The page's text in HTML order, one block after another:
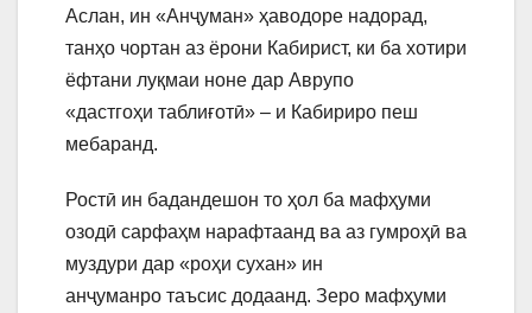
Аслан, ин «Анҷуман» ҳаводоре надорад,
танҳо чортан аз ёрони Кабирист, ки ба хотири
ёфтани луқмаи ноне дар Аврупо
«дастгоҳи таблиғотӣ» – и Кабириро пеш
мебаранд.
Ростӣ ин бадандешон то ҳол ба мафҳуми
озодӣ сарфаҳм нарафтаанд ва аз гумроҳӣ ва
муздури дар «роҳи сухан» ин
анҷуманро таъсис додаанд. Зеро мафҳуми